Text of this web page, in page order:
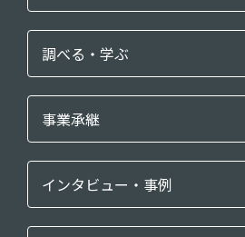
調べる・学ぶ
事業承継
インタビュー・事例